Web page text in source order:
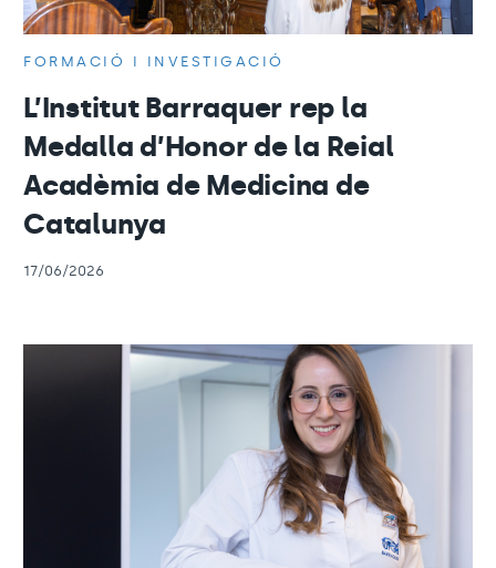
FORMACIÓ I INVESTIGACIÓ
L’Institut Barraquer rep la
Medalla d’Honor de la Reial
Acadèmia de Medicina de
Catalunya
17/06/2026